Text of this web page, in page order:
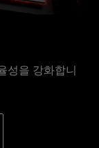
성을 강화합니